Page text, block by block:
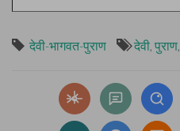
देवी-भागवत-पुराण देवी, पुराण,